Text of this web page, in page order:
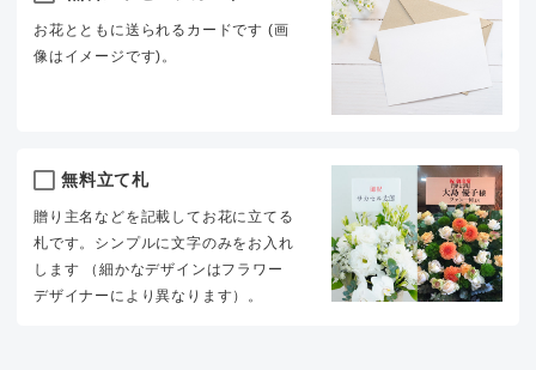
お花とともに送られるカードです (画
像はイメージです)。
無料立て札
贈り主名などを記載してお花に立てる
札です。シンプルに文字のみをお入れ
します （細かなデザインはフラワー
デザイナーにより異なります）。